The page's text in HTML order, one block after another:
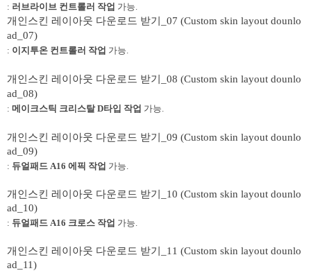
: 러브라이브 컨트롤러 작업 가능.
개인스킨 레이아웃 다운로드 받기_07 (Custom skin layout dounlo
ad_07)
: 이지투온 컨트롤러 작업 가능.
개인스킨 레이아웃 다운로드 받기_08 (Custom skin layout dounlo
ad_08)
: 메이크스틱 크리스탈 D타입 작업 가능.
개인스킨 레이아웃 다운로드 받기_09 (Custom skin layout dounlo
ad_09)
: 듀얼패드 A16 에픽 작업 가능.
개인스킨 레이아웃 다운로드 받기_10 (Custom skin layout dounlo
ad_10)
: 듀얼패드 A16 크로스 작업 가능.
개인스킨 레이아웃 다운로드 받기_11 (Custom skin layout dounlo
ad_11)